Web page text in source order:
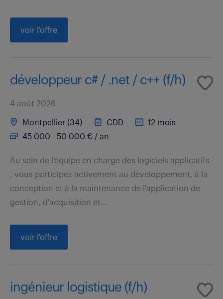
voir l'offre
développeur c# / .net / c++ (f/h)
4 août 2026
Montpellier (34) CDD
12 mois
45 000 - 50 000 € / an
Au sein de l'équipe en charge des logiciels applicatifs
, vous participez activement au développement, à la
conception et à la maintenance de l'application de
gestion, d'acquisition et...
voir l'offre
ingénieur logistique (f/h)